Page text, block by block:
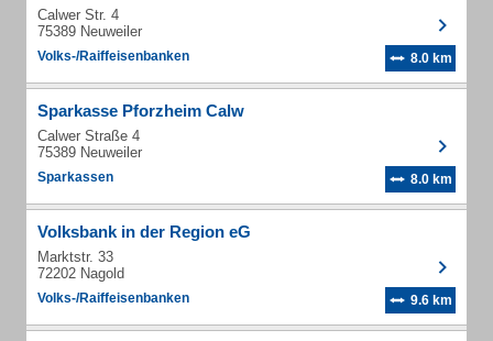
Calwer Str. 4
75389 Neuweiler
Volks-/Raiffeisenbanken 8.0 km
Sparkasse Pforzheim Calw
Calwer Straße 4
75389 Neuweiler
Sparkassen 8.0 km
Volksbank in der Region eG
Marktstr. 33
72202 Nagold
Volks-/Raiffeisenbanken 9.6 km